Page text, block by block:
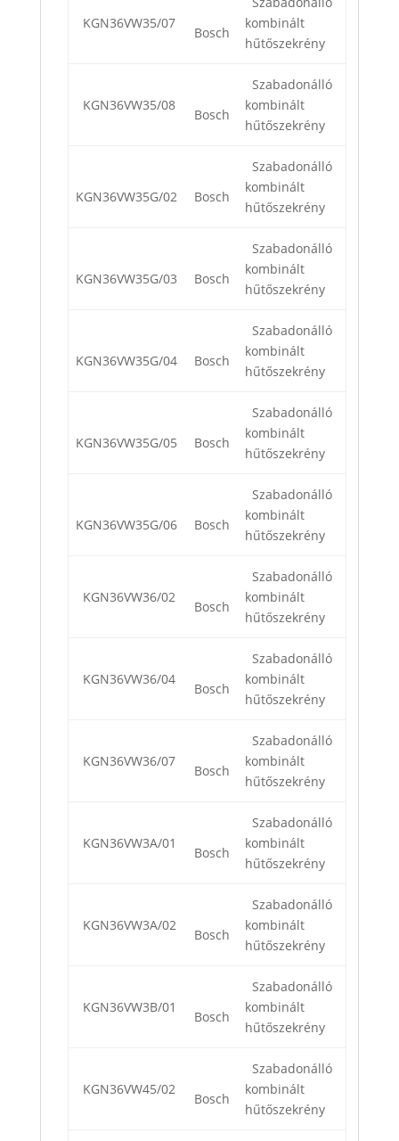
KGN36VW35/07
Bosch
kombinált
hűtőszekrény
KGN36VW35/08
Bosch
Szabadonálló
kombinált
hűtőszekrény
KGN36VW35G/02 Bosch
Szabadonálló
kombinált
hűtőszekrény
KGN36VW35G/03 Bosch
Szabadonálló
kombinált
hűtőszekrény
KGN36VW35G/04 Bosch
Szabadonálló
kombinált
hűtőszekrény
KGN36VW35G/05 Bosch
Szabadonálló
kombinált
hűtőszekrény
KGN36VW35G/06 Bosch
Szabadonálló
kombinált
hűtőszekrény
KGN36VW36/02
Bosch
Szabadonálló
kombinált
hűtőszekrény
KGN36VW36/04
Bosch
Szabadonálló
kombinált
hűtőszekrény
KGN36VW36/07
Bosch
Szabadonálló
kombinált
hűtőszekrény
KGN36VW3A/01
Bosch
Szabadonálló
kombinált
hűtőszekrény
KGN36VW3A/02
Bosch
Szabadonálló
kombinált
hűtőszekrény
KGN36VW3B/01
Bosch
Szabadonálló
kombinált
hűtőszekrény
KGN36VW45/02
Bosch
Szabadonálló
kombinált
hűtőszekrény